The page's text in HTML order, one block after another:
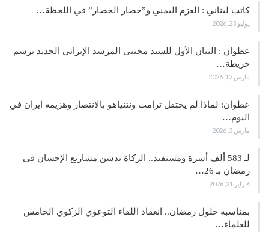
كاتب لبناني : العزم اليمني و”حصار الحصار” في اللحظة…
يوليو 23, 2026
عطوان : البيان الأول للسيد مجتبى المرشد الإيراني الجديد يرسم
خريطة…
مارس 12, 2026
عطوان: لماذا لم يحتفل ترامب ونتنياهو بالانتصار وهزيمة ايران في
اليوم…
مارس 3, 2026
لـ 583 ألف أسرة ومستفيد.. الزكاة تدشن مشاريع الإحسان في
رمضان بـ 26…
فبراير 21, 2026
بمناسبة حلول رمضان.. انعقاد اللقاء التوعوي الزكوي الخامس
للعلماء…